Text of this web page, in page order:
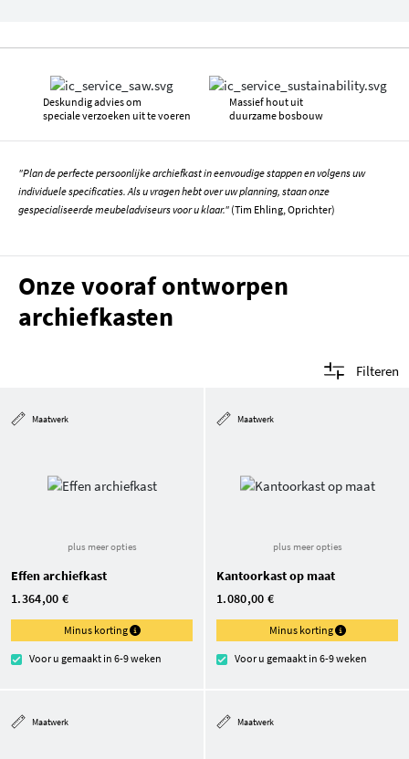
Deskundig advies om
speciale verzoeken uit te voeren
Massief hout uit
duurzame bosbouw
"Plan de perfecte persoonlijke archiefkast in eenvoudige stappen en volgens uw
individuele specificaties. Als u vragen hebt over uw planning, staan onze
gespecialiseerde meubeladviseurs voor u klaar." (Tim Ehling, Oprichter)
Onze vooraf ontworpen
archiefkasten
Filteren
Maatwerk
plus meer opties
Effen archiefkast
1.364,00 €
Minus korting
Voor u gemaakt in 6-9 weken
Maatwerk
plus meer opties
Kantoorkast op maat
1.080,00 €
Minus korting
Voor u gemaakt in 6-9 weken
Maatwerk Maatwerk